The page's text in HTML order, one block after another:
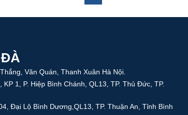
ĐÀ
Văn Quán, Thanh Xuân Hà Nội.
1, P. Hiệp Bình Chánh, QL13, TP. Thủ Đức, TP.
Đại Lộ Bình Dương,QL13, TP. Thuận An, Tỉnh Bình